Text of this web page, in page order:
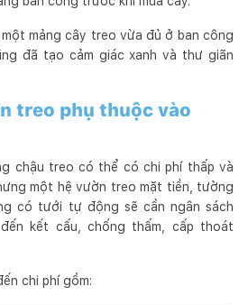
mảng cây treo vừa đủ ở ban công
đã tạo cảm giác xanh và thư giãn
treo phụ thuộc vào
chậu treo có thể có chi phí thấp và
một hệ vườn treo mặt tiền, tường
có tưới tự động sẽ cần ngân sách
kết cấu, chống thấm, cấp thoát
chi phí gồm: